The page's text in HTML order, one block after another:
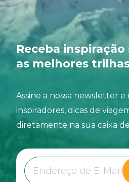
Receba
as melhores
Assine a nossa newsletter e
inspiradores, dicas de
diretamente na sua caixa